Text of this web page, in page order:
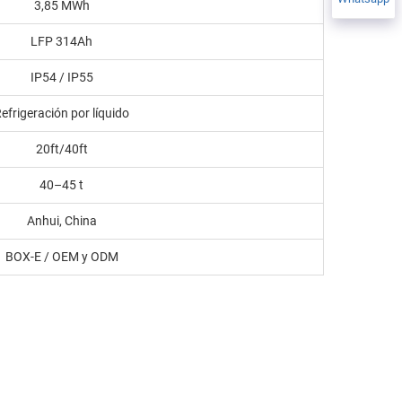
3,85 MWh
LFP 314Ah
IP54 / IP55
por líquido
20ft/40ft
40–45 t
Anhui, China
BOX-E / OEM y ODM